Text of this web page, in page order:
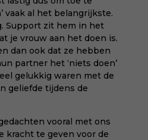
vaak al het belangrijkste.
Support zit hem in het
je vrouw aan het doen is.
dan ook dat ze hebben
partner het ‘niets doen’
gelukkig waren met de
geliefde tijdens de
vooral met ons
kracht te geven voor de